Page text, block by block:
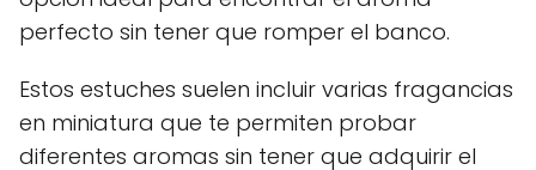
perfecto sin tener que romper el banco.
Estos estuches suelen incluir varias fragancias
en miniatura que te permiten probar
diferentes aromas sin tener que adquirir el